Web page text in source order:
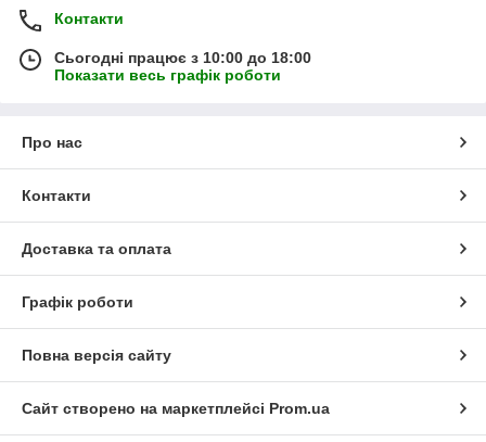
Контакти
Сьогодні працює з 10:00 до 18:00
Показати весь графік роботи
Про нас
Контакти
Доставка та оплата
Графік роботи
Повна версія сайту
Сайт створено на маркетплейсі Prom.ua